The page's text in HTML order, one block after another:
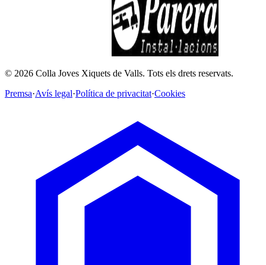
© 2026 Colla Joves Xiquets de Valls. Tots els drets reservats.
Premsa·Avís legal·Política de privacitat·Cookies